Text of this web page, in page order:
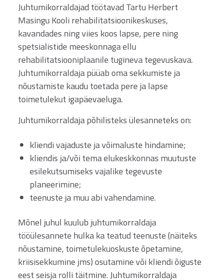
Juhtumikorraldajad töötavad Tartu Herbert
Masingu Kooli rehabilitatsioonikeskuses,
kavandades ning viies koos lapse, pere ning
spetsialistide meeskonnaga ellu
rehabilitatsiooniplaanile tugineva tegevuskava.
Juhtumikorraldaja püüab oma sekkumiste ja
nõustamiste kaudu toetada pere ja lapse
toimetulekut igapäevaeluga.
Juhtumikorraldaja põhilisteks ülesanneteks on:
kliendi vajaduste ja võimaluste hindamine;
kliendis ja/või tema elukeskkonnas muutuste
esilekutsumiseks vajalike tegevuste
planeerimine;
teenuste ja muu abi vahendamine.
Mõnel juhul kuulub juhtumikorraldaja
tööülesannete hulka ka teatud teenuste (näiteks
nõustamine, toimetulekuoskuste õpetamine,
kriisisekkumine jms) osutamine või kliendi õiguste
eest seisja rolli täitmine. Juhtumikorraldaja